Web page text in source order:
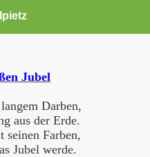
Jubel
Darben,
aus der Erde.
seinen Farben,
Jubel werde.